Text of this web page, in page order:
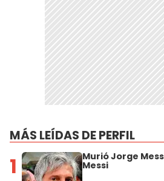
MÁS LEÍDAS DE PERFIL
1 Murió Jorge
Messi